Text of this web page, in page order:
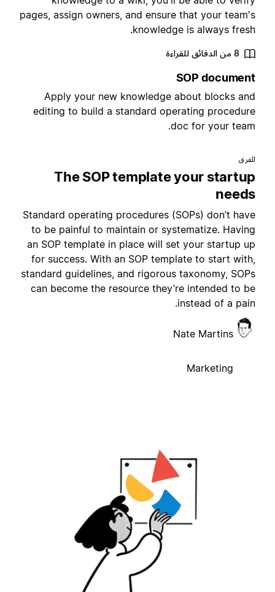
pages, assign owners, and ensure that your
knowledge is always
8 من الدقائق للقراءة
SOP
Apply your new knowledge about blocks
editing to build a standard operating
doc for your
The SOP template your
Standard operating procedures (SOPs) don’t
to be painful to maintain or systematize.
an SOP template in place will set your startup
for success. With an SOP template to start
standard guidelines, and rigorous taxonomy,
can become the resource they’re intended to
instead of a
Nate Martins
Marketing